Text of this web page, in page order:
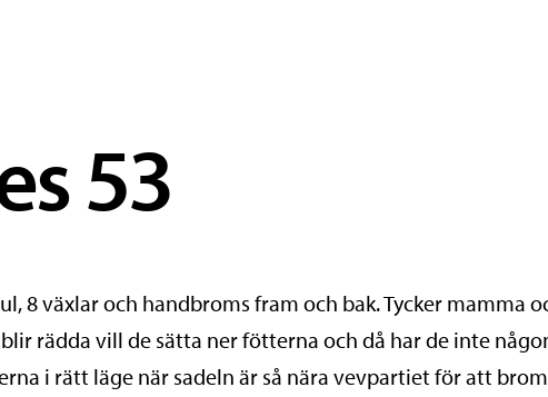
53
8 växlar och handbroms fram och bak. Tycker mamma
rädda vill de sätta ner fötterna och då har de inte
i rätt läge när sadeln är så nära vevpartiet för att